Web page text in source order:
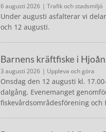
6 augusti 2026 | Trafik och stadsmiljö
Under augusti asfalterar vi
och 12 augusti.
Barnens kräftfiske i
3 augusti 2026 | Uppleva och göra
Onsdag den 12 augusti kl.
dalgång. Evenemanget
fiskevårdsområdesförening och